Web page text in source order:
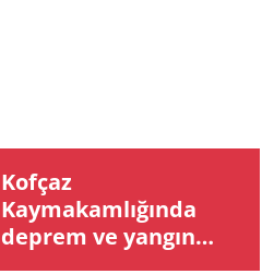
Kofçaz
Kaymakamlığında
deprem ve yangın
tatbikatı